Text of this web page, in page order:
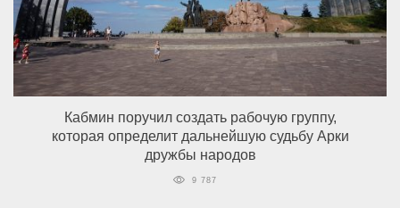
Кабмин поручил создать рабочую группу,
которая определит дальнейшую судьбу Арки
дружбы народов
9 787